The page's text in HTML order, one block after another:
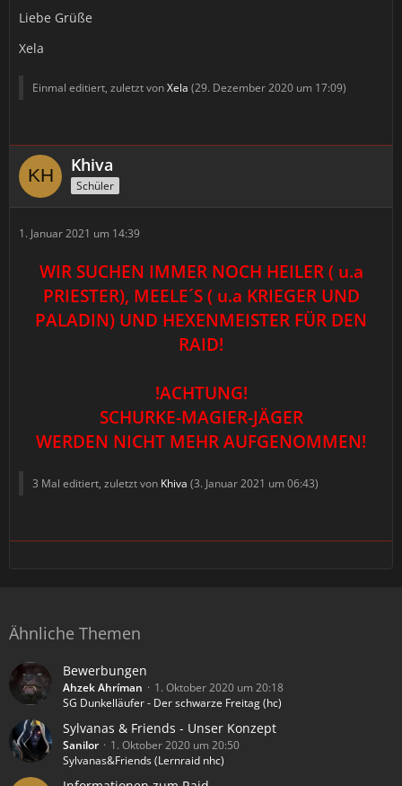
Liebe Grüße
Xela
Einmal editiert, zuletzt vonXela (29. Dezember 2020 um 17:09)
Khiva
Schüler
1. Januar 2021 um 14:39
WIR SUCHEN IMMER NOCH HEILER ( u.a
PRIESTER), MEELE´S ( u.a KRIEGER UND
PALADIN) UND HEXENMEISTER FÜR DEN
RAID!
!ACHTUNG!
SCHURKE-MAGIER-JÄGER
WERDEN NICHT MEHR AUFGENOMMEN!
3 Mal editiert, zuletzt von Khiva (3. Januar 2021 um 06:43)
Ähnliche Themen
Bewerbungen
Ahzek Ahríman
1. Oktober 2020 um 20:18
SG Dunkelläufer - Der schwarze Freitag (hc)
Sylvanas & Friends - Unser Konzept
Sanilor
1. Oktober 2020 um 20:50
Sylvanas&Friends (Lernraid nhc)